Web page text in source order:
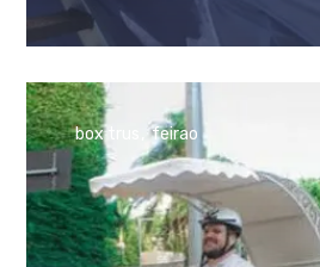
box trus feirao